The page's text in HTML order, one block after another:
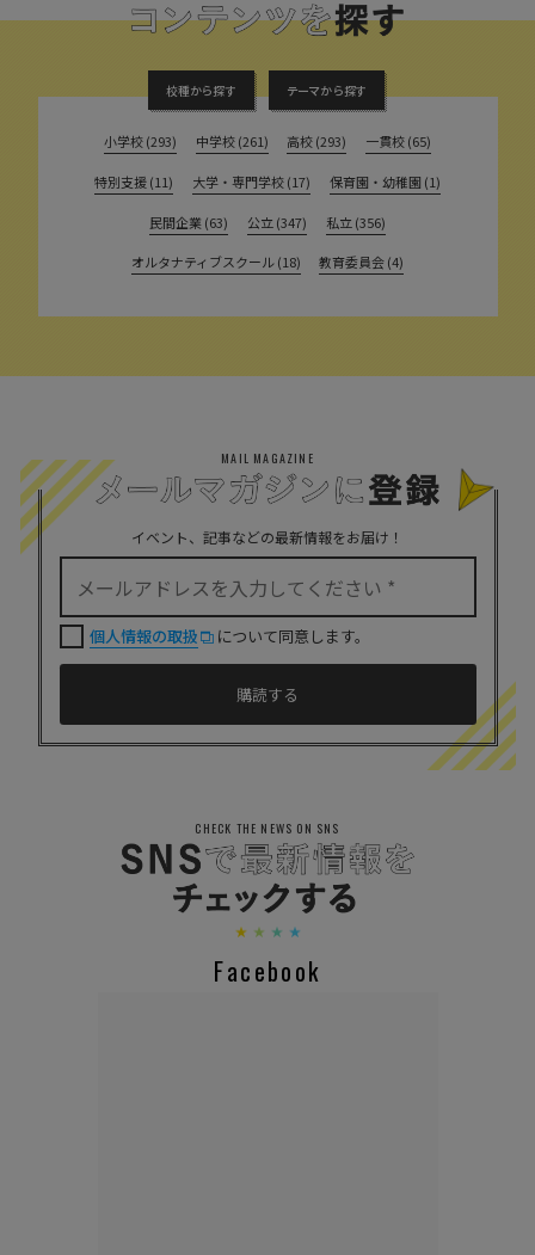
校種から探す テーマから探す
小学校 (293) 中学校 (261) 高校 (293) 一貫校 (65)
特別支援 (11) 大学・専門学校 (17) 保育園・幼稚園 (1)
民間企業 (63) 公立 (347) 私立 (356)
オルタナティブスクール (18) 教育委員会 (4)
MAIL MAGAZINE
イベント、記事などの最新情報をお届け！
個人情報の取扱 について同意します。
CHECK THE NEWS ON SNS
Facebook